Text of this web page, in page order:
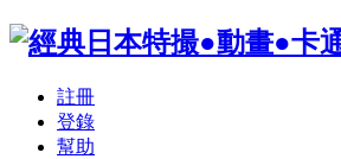
註冊
登錄
幫助